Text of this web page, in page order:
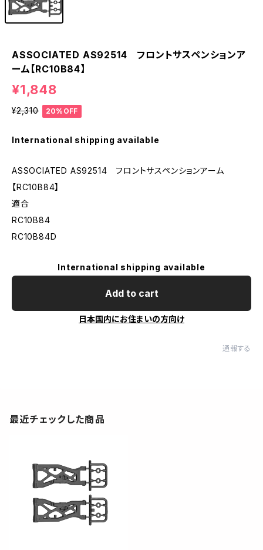
ASSOCIATED AS92514 フロントサスペンションア
ーム【RC10B84】
¥1,848
¥2,310 20%OFF
International shipping available
ASSOCIATED AS92514 フロントサスペンションアーム
【RC10B84】
適合
RC10B84
RC10B84D
International shipping available
Add to cart
日本国内にお住まいの方向け
通報する
最近チェックした商品